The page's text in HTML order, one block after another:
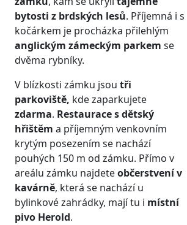
bytosti z brdských lesů. Příjemná i s
kočárkem je procházka přilehlým
anglickým zámeckým parkem se
dvěma rybníky.
V blízkosti zámku jsou tři
parkoviště, kde zaparkujete
zdarma. Restaurace s dětský
hřištěm a příjemným venkovním
krytým posezením se nachází
pouhých 150 m od zámku. Přímo v
areálu zámku najdeteobčerstvení v
kavárně, která se nachází u
bylinkové zahrádky, mají tu i místní
pivo Herold.